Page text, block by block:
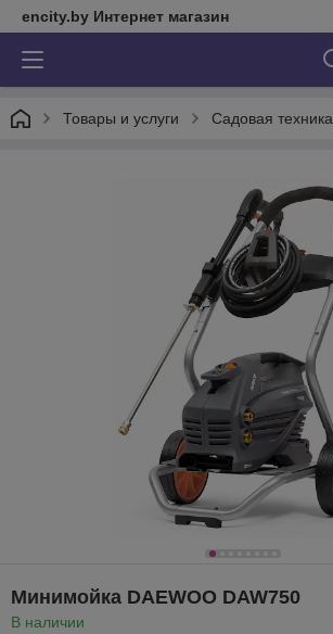
encity.by Интернет магазин
Товары и услуги Садовая техника
Минимойка DAEWOO DAW750
В наличии